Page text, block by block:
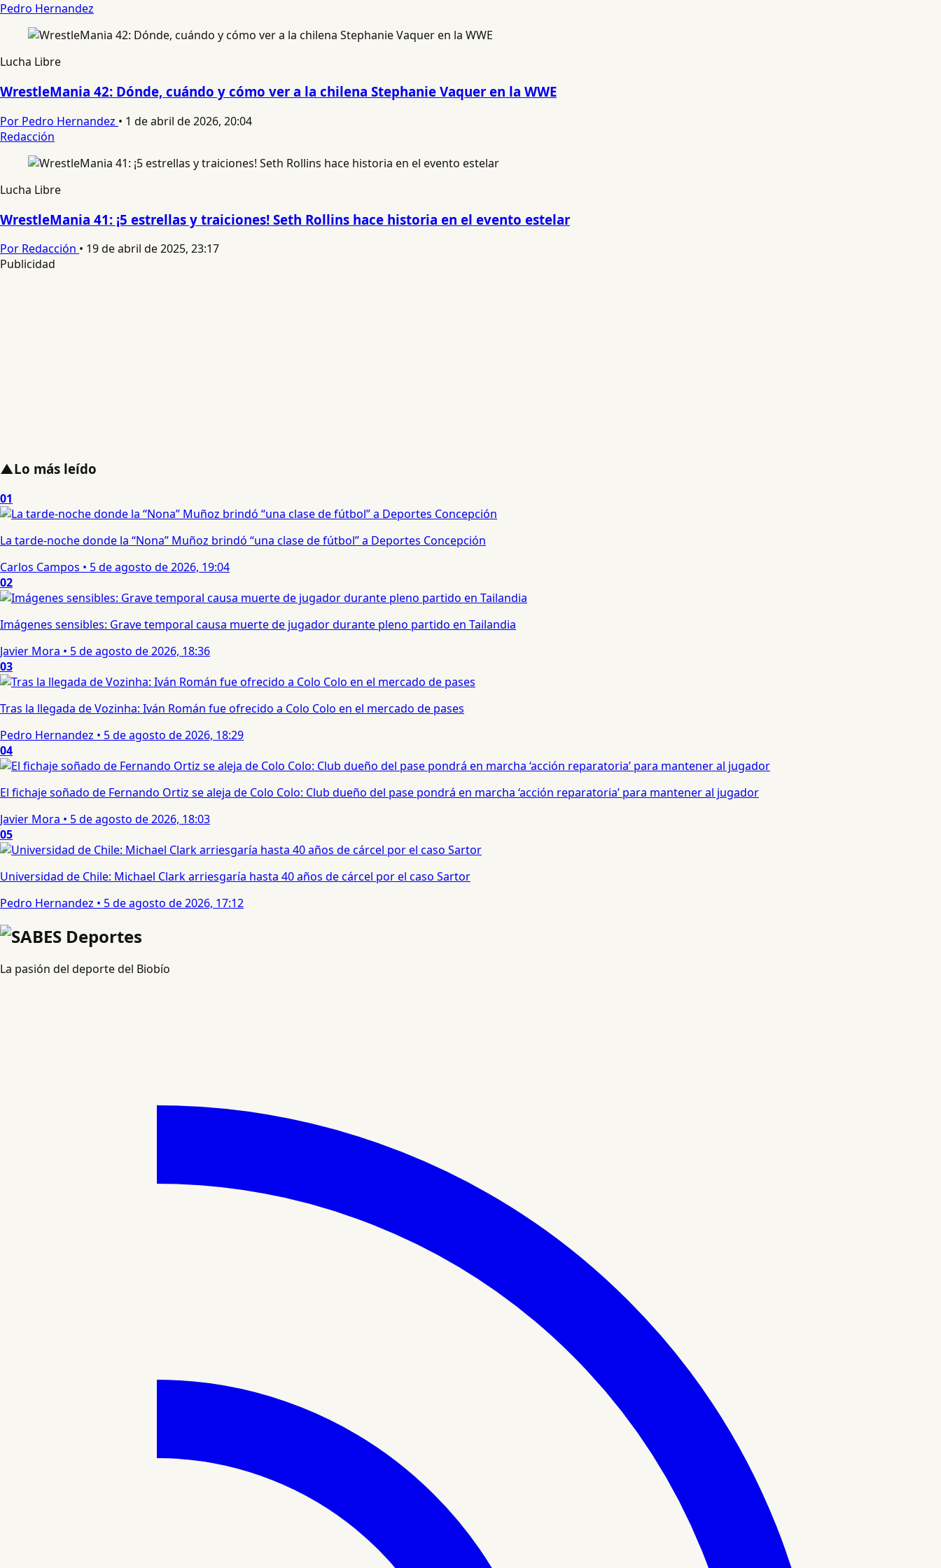
Pedro Hernandez
Lucha Libre
WrestleMania 42: Dónde, cuándo y cómo ver a la chilena Stephanie Vaquer en la WWE
Por Pedro Hernandez • 1 de abril de 2026, 20:04
Redacción
Lucha Libre
WrestleMania 41: ¡5 estrellas y traiciones! Seth Rollins hace historia en el evento estelar
Por Redacción • 19 de abril de 2025, 23:17
Publicidad
▲Lo más leído
01
La tarde-noche donde la “Nona” Muñoz brindó “una clase de fútbol” a Deportes Concepción
Carlos Campos • 5 de agosto de 2026, 19:04
02
Imágenes sensibles: Grave temporal causa muerte de jugador durante pleno partido en Tailandia
Javier Mora • 5 de agosto de 2026, 18:36
03
Tras la llegada de Vozinha: Iván Román fue ofrecido a Colo Colo en el mercado de pases
Pedro Hernandez • 5 de agosto de 2026, 18:29
04
El fichaje soñado de Fernando Ortiz se aleja de Colo Colo: Club dueño del pase pondrá en marcha ‘acción reparatoria’ para mantener al jugador
Javier Mora • 5 de agosto de 2026, 18:03
05
Universidad de Chile: Michael Clark arriesgaría hasta 40 años de cárcel por el caso Sartor
Pedro Hernandez • 5 de agosto de 2026, 17:12
La pasión del deporte del Biobío